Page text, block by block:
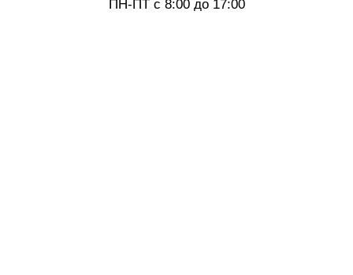
ПН-ПТ с 8:00 до 17:00